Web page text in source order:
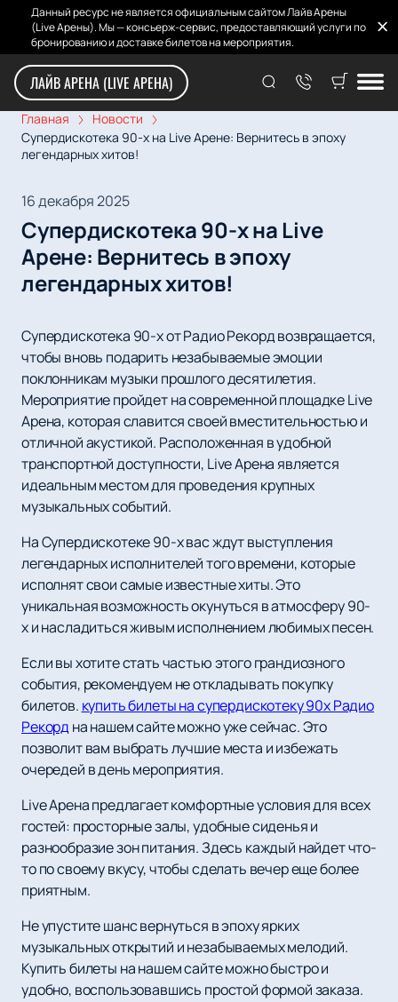
Данный ресурс не является официальным сайтом Лайв Арены
(Live Арены). Мы — консьерж-сервис, предоставляющий услуги по
бронированию и доставке билетов на мероприятия.
ЛАЙВ АРЕНА (LIVE АРЕНА)
Главная
Новости
Супердискотека 90-х на Live Арене: Вернитесь в эпоху
легендарных хитов!
16 декабря 2025
Супердискотека 90-х на Live
Арене: Вернитесь в эпоху
легендарных хитов!
Супердискотека 90-х от Радио Рекорд возвращается,
чтобы вновь подарить незабываемые эмоции
поклонникам музыки прошлого десятилетия.
Мероприятие пройдет на современной площадке Live
Арена, которая славится своей вместительностью и
отличной акустикой. Расположенная в удобной
транспортной доступности, Live Арена является
идеальным местом для проведения крупных
музыкальных событий.
На Супердискотеке 90-х вас ждут выступления
легендарных исполнителей того времени, которые
исполнят свои самые известные хиты. Это
уникальная возможность окунуться в атмосферу 90-
х и насладиться живым исполнением любимых песен.
Если вы хотите стать частью этого грандиозного
события, рекомендуем не откладывать покупку
билетов. купить билеты на супердискотеку 90х Радио
Рекорд на нашем сайте можно уже сейчас. Это
позволит вам выбрать лучшие места и избежать
очередей в день мероприятия.
Live Арена предлагает комфортные условия для всех
гостей: просторные залы, удобные сиденья и
разнообразие зон питания. Здесь каждый найдет что-
то по своему вкусу, чтобы сделать вечер еще более
приятным.
Не упустите шанс вернуться в эпоху ярких
музыкальных открытий и незабываемых мелодий.
Купить билеты на нашем сайте можно быстро и
удобно, воспользовавшись простой формой заказа.